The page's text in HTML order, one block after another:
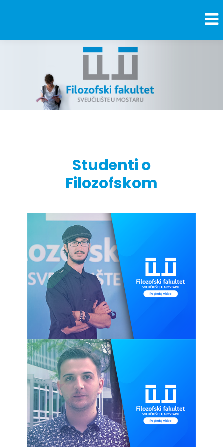
Studenti o
Filozofskom